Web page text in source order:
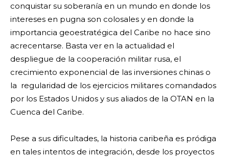
conquistar su soberanía en un mundo en donde los
intereses en pugna son colosales y en donde la
importancia geoestratégica del Caribe no hace sino
acrecentarse. Basta ver en la actualidad el
despliegue de la cooperación militar rusa, el
crecimiento exponencial de las inversiones chinas o
la regularidad de los ejercicios militares comandados
por los Estados Unidos y sus aliados de la OTAN en la
Cuenca del Caribe.
Pese a sus dificultades, la historia caribeña es pródiga
en tales intentos de integración, desde los proyectos